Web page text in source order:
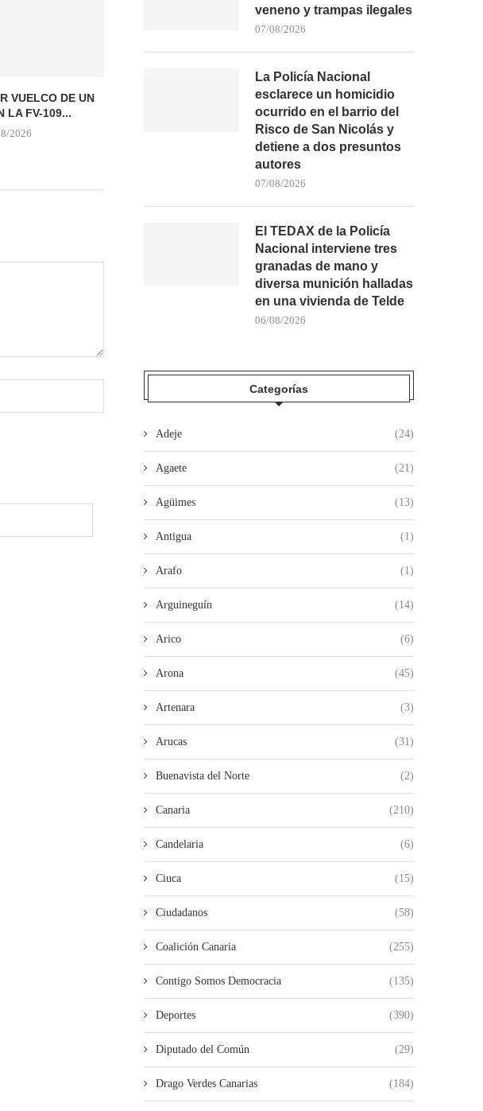
VUELCO DE UN
LA FV-109...
2026
LA FRONTERA VUELVE A
AFRONTAR UNA INTENSA
FALLECE UN BAÑISTA DE
veneno y trampas ilegales
07/08/2026
La Policía Nacional
esclarece un homicidio
ocurrido en el barrio del
Risco de San Nicolás y
detiene a dos presuntos
autores
07/08/2026
El TEDAX de la Policía
Nacional interviene tres
granadas de mano y
diversa munición halladas
en una vivienda de Telde
06/08/2026
Categorías
Adeje (24)
Agaete (21)
Agüimes (13)
Antigua (1)
Arafo (1)
Arguineguín (14)
Arico (6)
Arona (45)
Artenara (3)
Arucas (31)
Buenavista del Norte (2)
Canaria (210)
Candelaria (6)
Ciuca (15)
Ciudadanos (58)
Coalición Canaria (255)
Contigo Somos Democracia (135)
Deportes (390)
Diputado del Común (29)
Drago Verdes Canarias (184)